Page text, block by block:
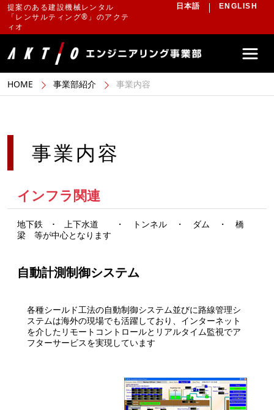
提案のある建設機械レンタル
「レンサルティング®」のアクテ
ィオ
日本語 ENGLISH
HOME 事業部紹介 事業内容
事業内容
インフラ関連
地下鉄 ･ 上下水道 ・ トンネル ・ ダム ・ 橋
梁 等が中心となります
自動計測制御システム
各種シールド工法の自動制御システム並びに路線管理シ
ステムは海外の現場でも活躍しており、インターネット
を介したリモートコントロールとリアルタイム監視でア
フターサービスを実現しています